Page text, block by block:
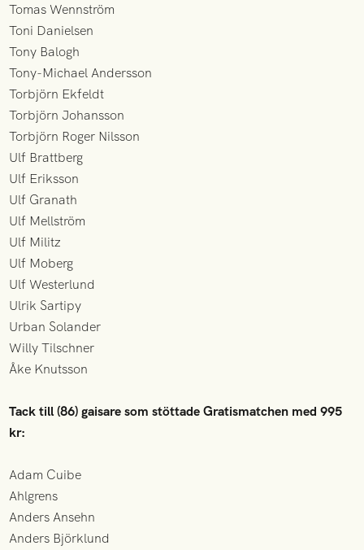
Tomas Wennström
Toni Danielsen
Tony Balogh
Tony-Michael Andersson
Torbjörn Ekfeldt
Torbjörn Johansson
Torbjörn Roger Nilsson
Ulf Brattberg
Ulf Eriksson
Ulf Granath
Ulf Mellström
Ulf Militz
Ulf Moberg
Ulf Westerlund
Ulrik Sartipy
Urban Solander
Willy Tilschner
Åke Knutsson
Tack till (86) gaisare som stöttade Gratismatchen med 995
kr:
Adam Cuibe
Ahlgrens
Anders Ansehn
Anders Björklund